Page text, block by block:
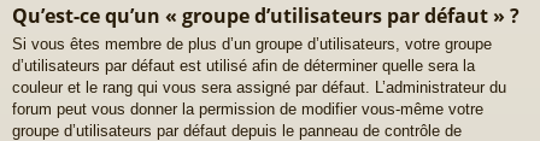
Qu’est-ce qu’un « groupe d’utilisateurs par défaut » ?
Si vous êtes membre de plus d’un groupe d’utilisateurs, votre groupe
d’utilisateurs par défaut est utilisé afin de déterminer quelle sera la
couleur et le rang qui vous sera assigné par défaut. L’administrateur du
forum peut vous donner la permission de modifier vous-même votre
groupe d’utilisateurs par défaut depuis le panneau de contrôle de